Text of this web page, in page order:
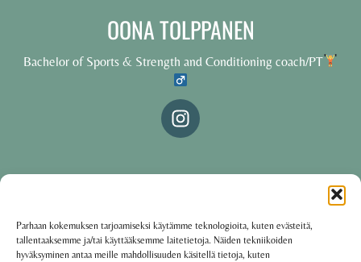
Parhaan kokemuksen tarjoamiseksi käytämme teknologioita, kuten evästeitä,
tallentaaksemme ja/tai käyttääksemme laitetietoja. Näiden tekniikoiden
hyväksyminen antaa meille mahdollisuuden käsitellä tietoja, kuten
OONA TOLPPANEN
Bachelor of Sports & Strength and Conditioning coach/PT
Käyttöehdot·Tietosuojakäytäntö